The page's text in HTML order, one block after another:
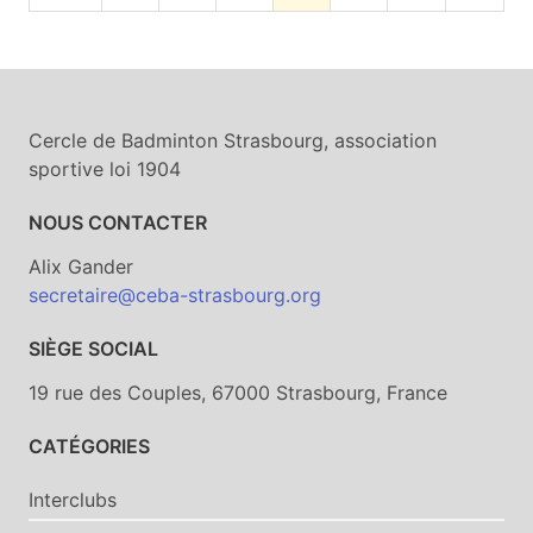
Cercle de Badminton Strasbourg, association
sportive loi 1904
NOUS CONTACTER
Alix Gander
secretaire@ceba-strasbourg.org
SIÈGE SOCIAL
19 rue des Couples, 67000 Strasbourg, France
CATÉGORIES
Interclubs